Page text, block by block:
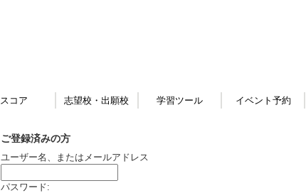
スコア 志望校・出願校 学習ツール イベント予約
ご登録済みの方
ユーザー名、またはメールアドレス
パスワード: